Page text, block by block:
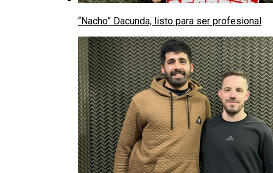
“Nacho” Dacunda, listo para ser profesional